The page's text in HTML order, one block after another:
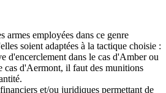
armes employées dans ce genre
soient adaptées à la tactique choisie :
d'encerclement dans le cas d'Amber ou
cas d'Aermont, il faut des munitions
et/ou juridiques permettant de